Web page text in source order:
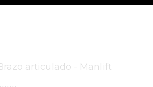
articulado - Manlift